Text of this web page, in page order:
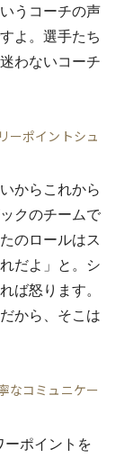
うコーチの声
よ。選手たち
わないコーチ
ーポイントシュ
からこれから
クのチームで
のロールはス
だよ」と。シ
ば怒ります。
から、そこは
なコミュニケー
ーポイントを